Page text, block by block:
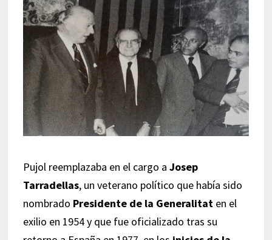
Pujol reemplazaba en el cargo a Josep
Tarradellas, un veterano político que había sido
nombrado Presidente de la Generalitaten el
exilio en 1954 y que fue oficializado tras su